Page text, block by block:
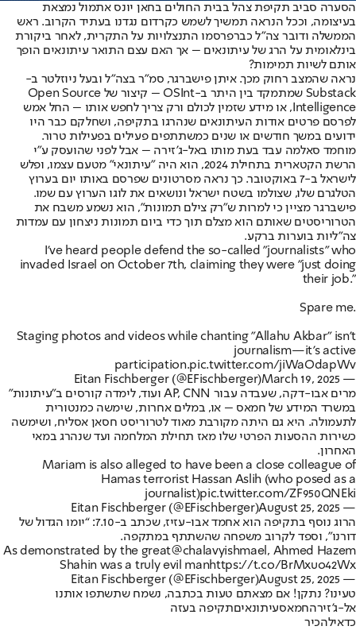
הסערה סביב תקיפת צהל בבית החולים בחאן יונס אתמול נמצאת
בעיצומה, וככל הנראה תמשיך לשמש כקרדום נגדנו בעתיד הקרוב. ראש
הממשלה ודובר צה"ל כברפרסמו התנצלויות על התקרית, לאחר ביקורת
בינלאומית על הרג של עיתונאים – אך האם עצם התואר עיתונאים הופך
אותם לשיות תמימות?
נראה שהמצב רחוק מכך. איתן פישברגר, סמ"ר בצה"ל ובעל ניוזלטר ב-
Substack שמתמקד בין היתר ב-OSInt – קיצור של Open Source
Intelligence, או מידע שזמין לכולם ורק צריך לחפש אותו – החל אמש
לפרסם פרטים אודות העיתונאים שנהרגו בתקיפה, ושחלקם כבר היו
ידועים במשך חודשים או שנים כמשתתפים פעילים בפעילות טרור.
מוחמד סאלמה עבד בעת מותו באל-ג’זירה – אבל לפני שהועסק ע"י
הרשת הקטארית בתחילת 2024, הוא היה "עיתונאי" מטעם עצמו, ופלש
לישראל ב-7 באוקטובר. כך נראה מסרטונים שפרסם באותו יום בערוץ
הטלגרם שלו, שצולמו בשטח ישראל ונושאים את לוגו הערוץ עם שמו.
פישברגר מציין כי למרות ש"רק צילם תמונות", הוא נשמע משבח את
הטרוריסטים שאותם הוא מצלם תוך כדי ביום תמונות ניצחון עם עמדות
צה"ליות בוערות ברקע.
I've heard people defend the so-called "journalists" who
invaded Israel on October 7th, claiming they were "just doing
their job."
Spare me.
Staging photos and videos while chanting "Allahu Akbar" isn’t
journalism—it’s active
participation.pic.twitter.com/jiWaOdapWv
— Eitan Fischberger (@EFischberger)
March 19, 2025
מרים אבו-דקה, שעבדה עבור AP, CNN ועוד, לימדה קורסים ב"עיתונות"
במשרד המידע של חמאס – או, במלים אחרות, שימשה כמנטורית
לתעמולה. היא גם היתה מקורבת מאוד לטרוריסט חסאן אסליח, ושימשה
כשירות ההסעות הפרטי שלו מאז תחילת המלחמה ועד שנהרג במאי
האחרון.
Mariam is also alleged to have been a close colleague of
Hamas terrorist Hassan Aslih (who posed as a
journalist)pic.twitter.com/ZF950QNEki
— Eitan Fischberger (@EFischberger)
August 25, 2025
הרוג נוסף בתקיפה הוא אחמד אבו-עזיז, שכתב ב-7.10: “יומו הגדול של
דורנו", וספד לקרוב משפחה שהשתתף במתקפה.
As demonstrated by the great@chalavyishmael , Ahmed Hazem
Shahin was a truly evil manhttps://t.co/BrMxuo42Wx
— Eitan Fischberger (@EFischberger)
August 25, 2025
טעינו? נתקן! אם מצאתם טעות בכתבה, נשמח שתשתפו אותנו
אל-ג'זירהחמאסעיתונאיםתקיפה בעזה
כדאילהכיר